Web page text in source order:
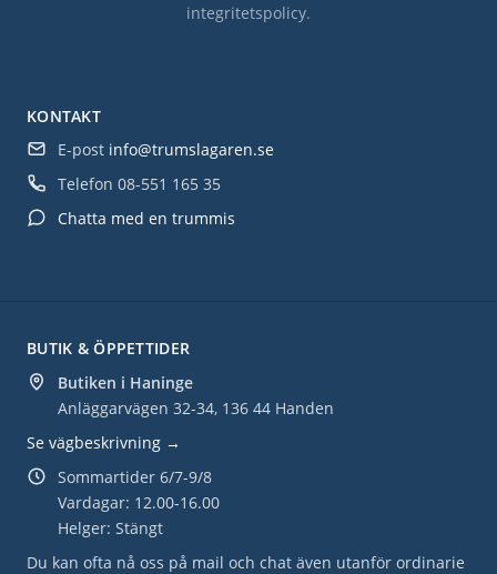
BUTIK & ÖPPETTIDER
Butiken i Haninge
Anläggarvägen 32-34, 136 44 Handen
Se vägbeskrivning →
Sommartider 6/7-9/8
Vardagar: 12.00-16.00
Helger: Stängt
Du kan ofta nå oss på mail och chat även utanför ordinarie
KONTAKT
E-post info@trumslagaren.se
Telefon 08-551 165 35
Chatta med en trummis
integritetspolicy.